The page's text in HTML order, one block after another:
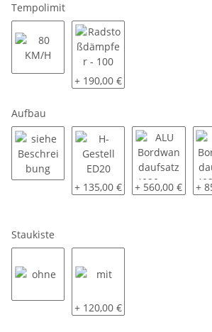
Tempolimit
80 KM/HRadstoßdämpfer - 100 KM/H
+ 190,00 €
Aufbau
siehe Beschreibung
H-Gestell ED20
+ 135,00 € ALU
+ 560,00 € +
Staukiste
mit
+ 120,00 €